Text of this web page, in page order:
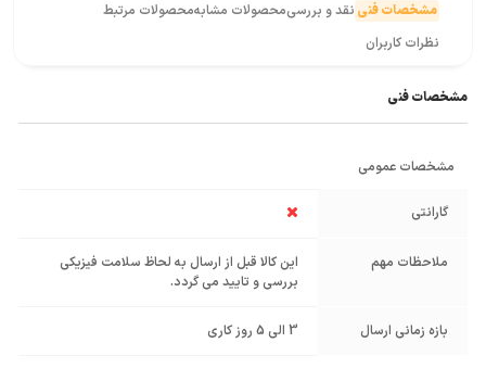
مشخصات فنی نقد و بررسیمحصولات مشابهمحصولات مرتبط
نظرات کاربران
مشخصات فنی
مشخصات عمومی
گارانتی
ملاحظات مهم
این کالا قبل از ارسال به لحاظ سلامت فیزیکی
بررسی و تایید می گردد.
بازه زمانی ارسال 3 الی 5 روز کاری